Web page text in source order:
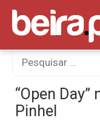
Skip
content
Procurar
por:
“Open
Pinhel